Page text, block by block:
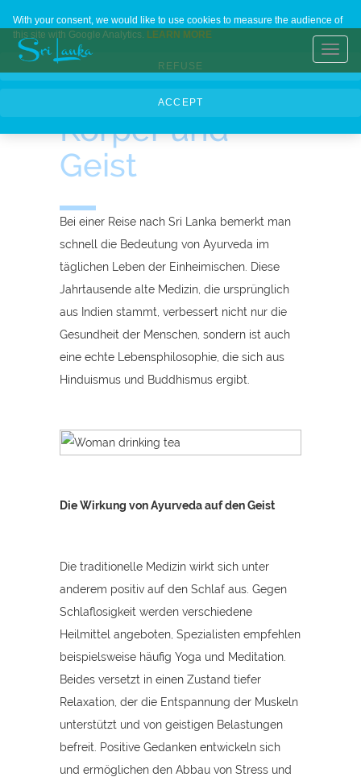
Home Contact Us About Us Languages
Die wohltuende
Wirkung von
Ayurveda auf
Körper und
Geist
Bei einer Reise nach Sri Lanka bemerkt man
schnell die Bedeutung von Ayurveda im
täglichen Leben der Einheimischen. Diese
Jahrtausende alte Medizin, die ursprünglich
aus Indien stammt, verbessert nicht nur die
Gesundheit der Menschen, sondern ist auch
eine echte Lebensphilosophie, die sich aus
Hinduismus und Buddhismus ergibt.
Die Wirkung von Ayurveda auf den Geist
Die traditionelle Medizin wirkt sich unter
anderem positiv auf den Schlaf aus. Gegen
Schlaflosigkeit werden verschiedene
Heilmittel angeboten, Spezialisten empfehlen
beispielsweise häufig Yoga und Meditation.
Beides versetzt in einen Zustand tiefer
Relaxation, der die Entspannung der Muskeln
unterstützt und von geistigen Belastungen
befreit. Positive Gedanken entwickeln sich
und ermöglichen den Abbau von Stress und
With your consent, we would like to use cookies to measure the audience of
this site with Google Analytics. LEARN MORE
REFUSE
ACCEPT